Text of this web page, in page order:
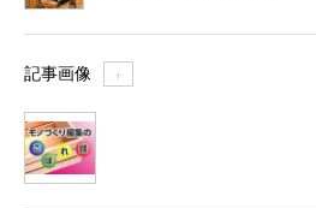
記事画像 ＋